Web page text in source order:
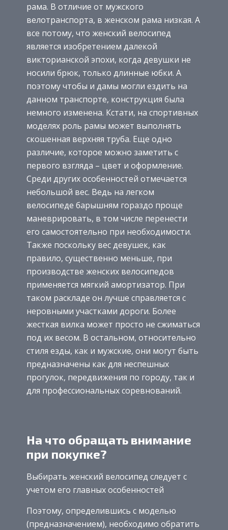
рама. В отличие от мужского
велотранспорта, в женском рама низкая. А
все потому, что женский велосипед
является изобретением далекой
викторианской эпохи, когда девушки не
носили брюк, только длинные юбки. А
поэтому чтобы и дамы могли ездить на
данном транспорте, конструкция была
немного изменена. Кстати, на спортивных
моделях роль рамы может выполнять
скошенная верхняя труба. Еще одно
различие, которое можно заметить с
первого взгляда – цвет и оформление.
Среди других особенностей отмечается
небольшой вес. Ведь на легком
велосипеде барышням гораздо проще
маневрировать, в том числе перенести
его самостоятельно при необходимости.
Также поскольку вес девушек, как
правило, существенно меньше, при
производстве женских велосипедов
применяется мягкий амортизатор. При
таком раскладе он лучше справляется с
неровными участками дороги. Более
жесткая вилка может просто не сжиматься
под их весом. В остальном, относительно
стиля езды, как и мужские, они могут быть
предназначены как для неспешных
прогулок, передвижения по городу, так и
для профессиональных соревнований.
На что обращать внимание
при покупке?
Выбирать женский велосипед следует с
учетом его главных особенностей
Поэтому, определившись с моделью
(предназначением), необходимо обратить